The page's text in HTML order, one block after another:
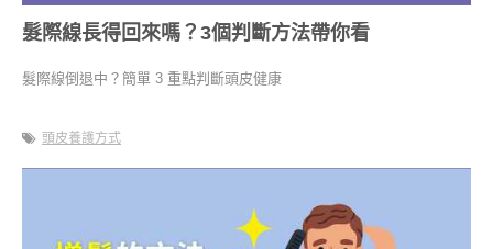
髮際線長得回來嗎？3個判斷方法帶你看
髮際線倒退中？簡單 3 重點判斷頭皮健康
頭皮養護方式